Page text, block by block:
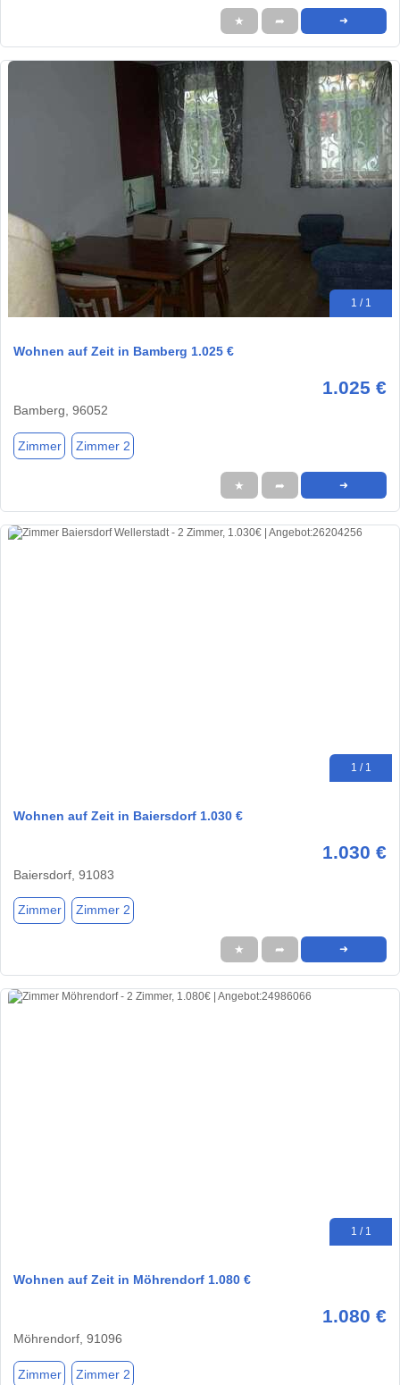
★ ➦ ➜
1 / 1
Wohnen auf Zeit in Bamberg 1.025 €
1.025 €
Bamberg, 96052
Zimmer Zimmer 2
★ ➦ ➜
1 / 1
Wohnen auf Zeit in Baiersdorf 1.030 €
1.030 €
Baiersdorf, 91083
Zimmer Zimmer 2
★ ➦ ➜
1 / 1
Wohnen auf Zeit in Möhrendorf 1.080 €
1.080 €
Möhrendorf, 91096
Zimmer Zimmer 2